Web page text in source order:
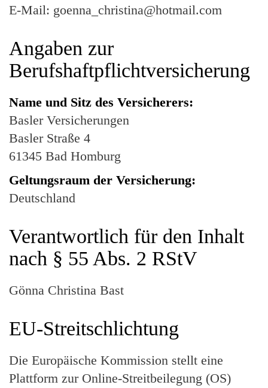
E-Mail: goenna_christina@hotmail.com
Angaben zur
Berufshaftpflichtversicherung
Name und Sitz des Versicherers:
Basler Versicherungen
Basler Straße 4
61345 Bad Homburg
Geltungsraum der Versicherung:
Deutschland
Verantwortlich für den Inhalt
nach § 55 Abs. 2 RStV
Gönna Christina Bast
EU-Streitschlichtung
Die Europäische Kommission stellt eine
Plattform zur Online-Streitbeilegung (OS)